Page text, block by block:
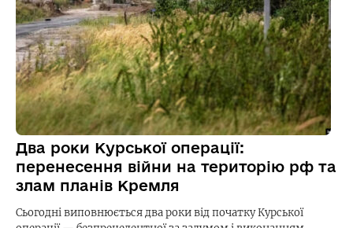
Два роки Курської операції:
перенесення війни на територію рф та
злам планів Кремля
Сьогодні виповнюється два роки від початку Курської